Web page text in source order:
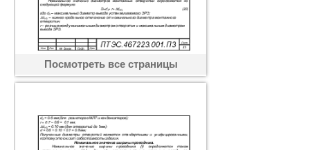
Посмотреть все страницы